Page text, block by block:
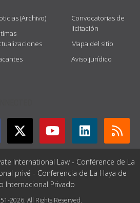
(Archivo)
Convocatorias de
licitación
Mapa del sitio
Aviso jurídico
International Law - Conférence de La
privé - Conferencia de La Haya de
Internacional Privado
2026. All Rights Reserved.